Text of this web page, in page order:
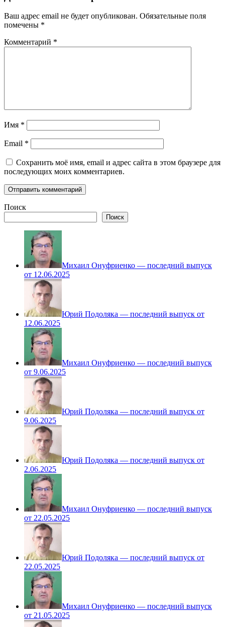
Ваш адрес email не будет опубликован. Обязательные поля
помечены *
Комментарий *
Имя *
Email *
Сохранить моё имя, email и адрес сайта в этом браузере для
последующих моих комментариев.
Поиск
Поиск
Михаил Онуфриенко — последний выпуск
от 12.06.2025
Юрий Подоляка — последний выпуск от
12.06.2025
Михаил Онуфриенко — последний выпуск
от 9.06.2025
Юрий Подоляка — последний выпуск от
9.06.2025
Юрий Подоляка — последний выпуск от
2.06.2025
Михаил Онуфриенко — последний выпуск
от 22.05.2025
Юрий Подоляка — последний выпуск от
22.05.2025
Михаил Онуфриенко — последний выпуск
от 21.05.2025